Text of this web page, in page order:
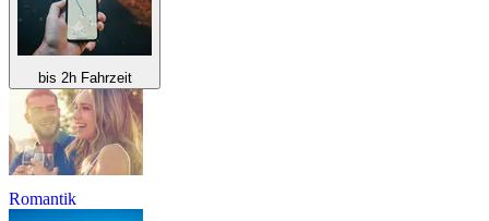
bis 2h Fahrzeit
Romantik